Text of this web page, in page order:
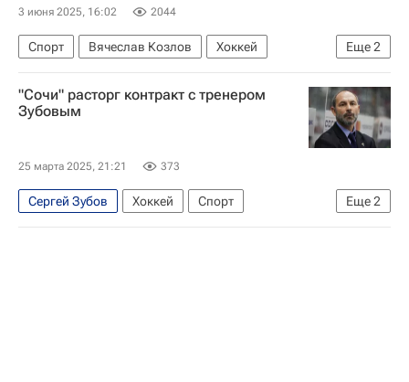
Александр Могильный
3 июня 2025, 16:02 2044
Еще2
Спорт Вячеслав Козлов
Хоккей
ХК Сочи
КХЛ 2025-2026
"Сочи" расторг контракт с тренером
Зубовым
25 марта 2025, 21:21 373
Еще2
Сергей Зубов Хоккей
Спорт
КХЛ 2025-2026
ХК Сочи